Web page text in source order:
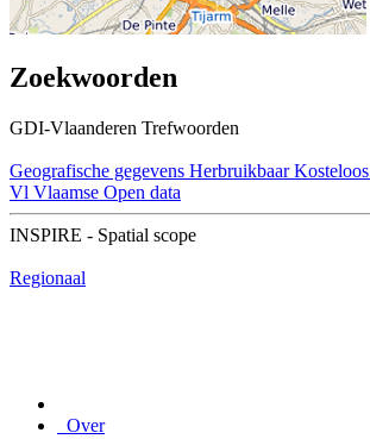
Zoekwoorden
GDI-Vlaanderen Trefwoorden
Geografische gegevens Herbruikbaar Kosteloos
Vl Vlaamse Open data
INSPIRE - Spatial scope
Regionaal
Over